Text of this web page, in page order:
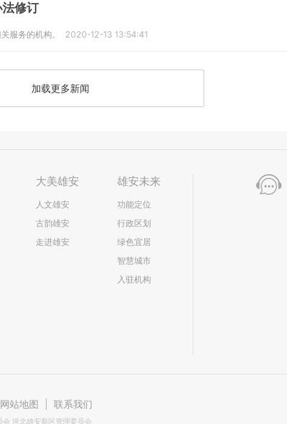
修订
服务的机构。 2020-12-13 13:54:41
加载更多新闻
大美雄安
人文雄安
古韵雄安
走进雄安
雄安未来
功能定位
行政区划
绿色宜居
智慧城市
入驻机构
网站地图 联系我们
河北雄安新区管理委员会